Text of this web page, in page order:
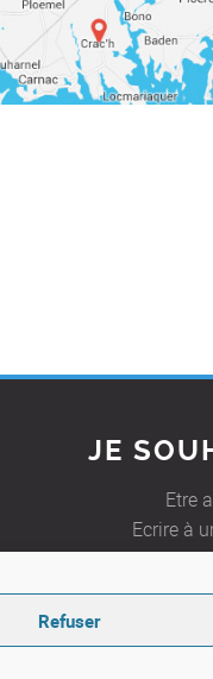
Refuser
JE
Etre
Ecrire à